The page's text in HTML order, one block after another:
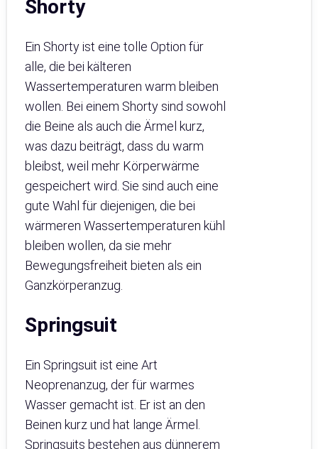
Shorty
Ein Shorty ist eine tolle Option für
alle, die bei kälteren
Wassertemperaturen warm bleiben
wollen. Bei einem Shorty sind sowohl
die Beine als auch die Ärmel kurz,
was dazu beiträgt, dass du warm
bleibst, weil mehr Körperwärme
gespeichert wird. Sie sind auch eine
gute Wahl für diejenigen, die bei
wärmeren Wassertemperaturen kühl
bleiben wollen, da sie mehr
Bewegungsfreiheit bieten als ein
Ganzkörperanzug.
Springsuit
Ein Springsuit ist eine Art
Neoprenanzug, der für warmes
Wasser gemacht ist. Er ist an den
Beinen kurz und hat lange Ärmel.
Springsuits bestehen aus dünnerem